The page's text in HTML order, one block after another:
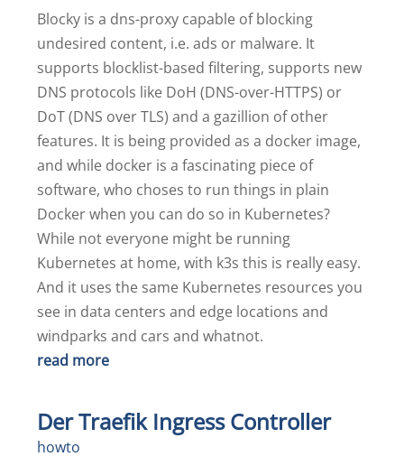
Blocky is a dns-proxy capable of blocking
undesired content, i.e. ads or malware. It
supports blocklist-based filtering, supports new
DNS protocols like DoH (DNS-over-HTTPS) or
DoT (DNS over TLS) and a gazillion of other
features. It is being provided as a docker image,
and while docker is a fascinating piece of
software, who choses to run things in plain
Docker when you can do so in Kubernetes?
While not everyone might be running
Kubernetes at home, with k3s this is really easy.
And it uses the same Kubernetes resources you
see in data centers and edge locations and
windparks and cars and whatnot.
read more
Der Traefik Ingress Controller
howto